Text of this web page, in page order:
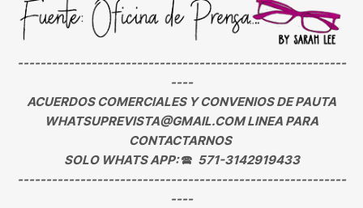
----------------------------------------------------------
----
ACUERDOS COMERCIALES Y CONVENIOS DE PAUTA
WHATSUPREVISTA@GMAIL.COM LINEA PARA
CONTACTARNOS
SOLO WHATS APP:🕿 571-3142919433
----------------------------------------------------------
----